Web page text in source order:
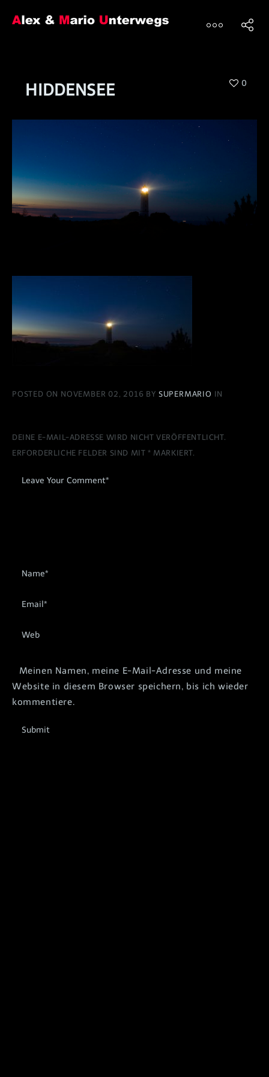
HIDDENSEE 0
POSTED ON NOVEMBER 02, 2016 BY SUPERMARIO IN
DEINE E-MAIL-ADRESSE WIRD NICHT VERÖFFENTLICHT.
ERFORDERLICHE FELDER SIND MIT* MARKIERT.
Meinen Namen, meine E-Mail-Adresse und meine
Website in diesem Browser speichern, bis ich wieder
kommentiere.
Submit